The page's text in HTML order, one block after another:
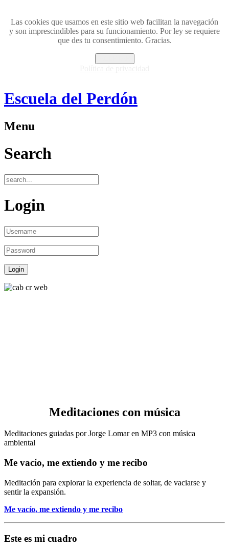
Las cookies que usamos en este sitio web facilitan la navegación
y son imprescindibles para su funcionamiento. Por ley se requiere
que des tu consentimiento. Gracias.
Escuela del Perdón
Menu
Search
Login
Meditaciones con música
Meditaciones guiadas por Jorge Lomar en MP3 con música
ambiental
Me vacío, me extiendo y me recibo
Meditación para explorar la experiencia de soltar, de vaciarse y
sentir la expansión.
Me vacío, me extiendo y me recibo
Este es mi cuadro